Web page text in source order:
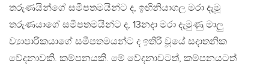
තරුණයින්ගේ සමීපතමයින්ට ද, ඉඟිනියාගල මරා දැමූ
තරුණයාගේ සමීපතමයින්ට ද, 13නදා මරා දැමුණු මාලු
ව්‍යාපාරිකයාගේ සමීපතමයන්ට ද ඉතිරි වූයේ සදාතනික
වේදනාවකි. කම්පනයකි. මේ වේදනාවටත්, කම්පනයටත්